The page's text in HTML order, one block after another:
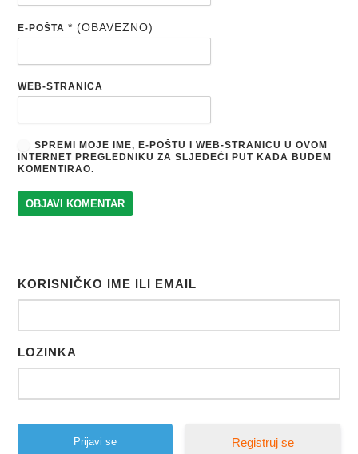
E-POŠTA* (OBAVEZNO)
WEB-STRANICA
SPREMI MOJE IME, E-POŠTU I WEB-STRANICU U OVOM
INTERNET PREGLEDNIKU ZA SLJEDEĆI PUT KADA BUDEM
KOMENTIRAO.
KORISNIČKO IME ILI EMAIL
LOZINKA
Registruj se